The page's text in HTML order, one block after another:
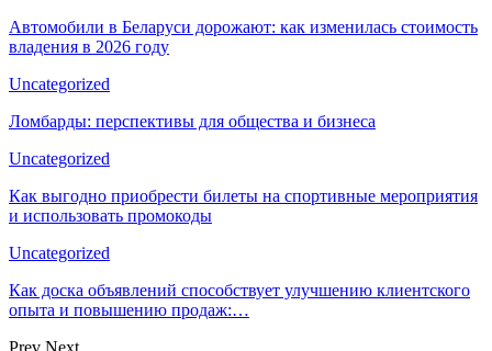
Автомобили в Беларуси дорожают: как изменилась стоимость
владения в 2026 году
Uncategorized
Ломбарды: перспективы для общества и бизнеса
Uncategorized
Как выгодно приобрести билеты на спортивные мероприятия
и использовать промокоды
Uncategorized
Как доска объявлений способствует улучшению клиентского
опыта и повышению продаж:…
Prev Next